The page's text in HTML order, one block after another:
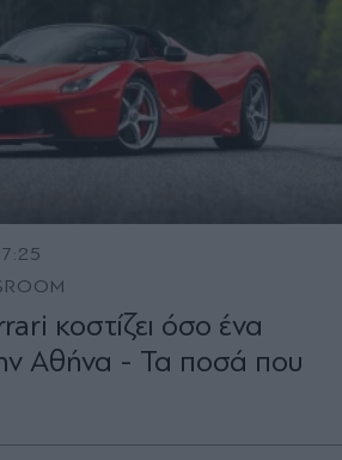
κοστίζει όσο ένα
Αθήνα - Τα ποσά που